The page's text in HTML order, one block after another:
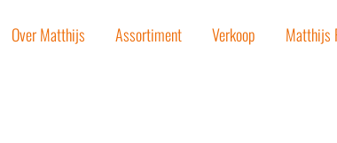
Over Matthijs Assortiment Verkoop Matthijs